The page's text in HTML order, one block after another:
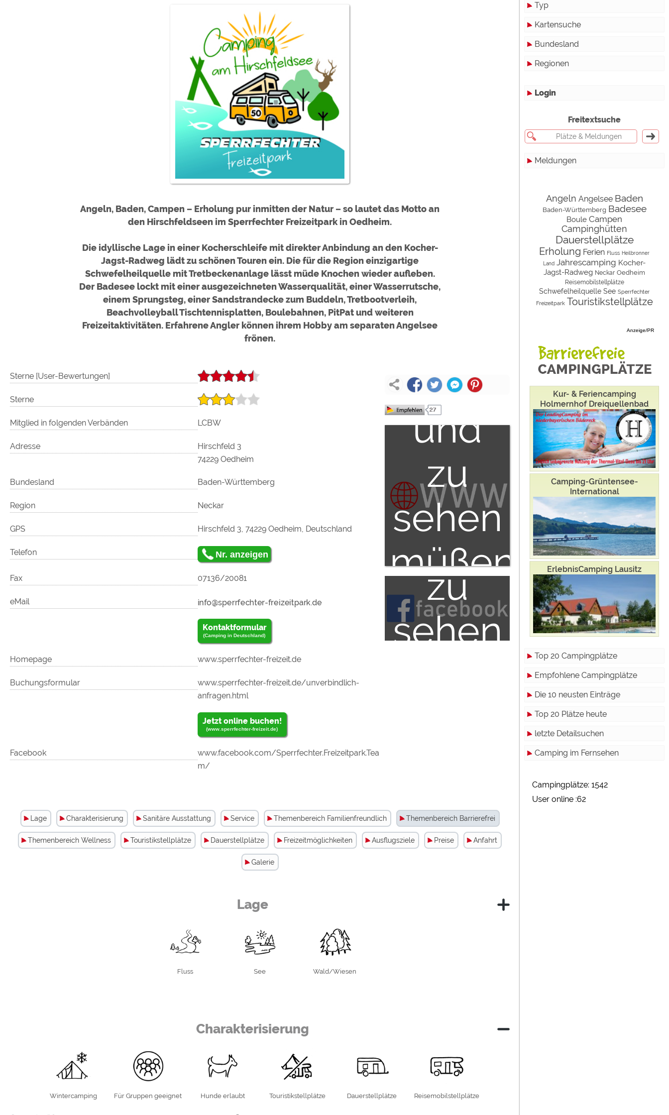
Angeln, Baden, Campen – Erholung pur inmitten der Natur – so lautet das Motto an
den Hirschfeldseen im Sperrfechter Freizeitpark in Oedheim.
Die idyllische Lage in einer Kocherschleife mit direkter Anbindung an den Kocher-
Jagst-Radweg lädt zu schönen Touren ein. Die für die Region einzigartige
Schwefelheilquelle mit Tretbeckenanlage lässt müde Knochen wieder aufleben.
Der Badesee lockt mit einer ausgezeichneten Wasserqualität, einer Wasserrutsche,
einem Sprungsteg, einer Sandstrandecke zum Buddeln, Tretbootverleih,
Beachvolleyball Tischtennisplatten, Boulebahnen, PitPat und weiteren
Freizeitaktivitäten. Erfahrene Angler können ihrem Hobby am separaten Angelsee
frönen.
Sterne [User-Bewertungen]
Sterne
Mitglied in folgenden Verbänden LCBW
Adresse
Hirschfeld 3
74229 Oedheim
Bundesland Baden-Württemberg
Region Neckar
GPS Hirschfeld 3, 74229 Oedheim, Deutschland
Telefon Nr. anzeigen
Fax 07136/20081
eMail
Kontaktformular
(Camping in Deutschland)
Homepage www.sperrfechter-freizeit.de
Buchungsformular
www.sperrfechter-freizeit.de/unverbindlich-
anfragen.html
Jetzt online buchen!
(www.sperrfechter-freizeit.de)
Facebook
www.facebook.com/Sperrfechter.Freizeitpark.Tea
m/
den
externen
Inhalt
zu
laden
und
zu
sehen
müßen
"Externe
Medien"
zugelassen
werden.
Um
den
externen
Inhalt
zu
laden
und
zu
sehen
"Externe
Medien"
zugelassen
werden.
Lage Charakterisierung Sanitäre Ausstattung Service Themenbereich Familienfreundlich Themenbereich Barrierefrei
Themenbereich Wellness Touristikstellplätze Dauerstellplätze Freizeitmöglichkeiten Ausflugsziele Preise Anfahrt
Galerie
Lage
Fluss See Wald/Wiesen
Inmitten der idyllischen Natur der Kocherschleife liegt unser Platz mit seinen eigenen,
quellwassergespeisten Seen.
20km von Heilbronn.
Charakterisierung
Wintercamping Für Gruppen geeignet Hunde erlaubt Touristikstellplätze Dauerstellplätze Reisemobilstellplätze
Typ
Touristikstellplätze
Dauerstellplätze
Reisemobilstellplätze
Bungalows
Ferienwohnungen
Zimmer
Miet-Mobilheime
Miet-Wohnwagen
Miet-Zelte
Kartensuche
Bundesland
Baden-Württemberg
Brandenburg
Bremen
Hamburg
Mecklenburg-Vorpommern
Niedersachsen
Nordrhein-Westfalen
Rheinland-Pfalz
Saarland
Sachsen
Thüringen
Regionen
Login
Freitextsuche
Meldungen
Touristik
Campingplätze
Camping & Caravan
Sonstiges
Specials
Archiv
Angeln Angelsee Baden
Baden-Württemberg Badesee
Boule Campen
Campinghütten
Dauerstellplätze
Erholung Ferien Fluss Heilbronner
Land Jahrescamping Kocher-
Jagst-Radweg Neckar Oedheim
Reisemobilstellplätze
Schwefelheilquelle See Sperrfechter
Freizeitpark Touristikstellplätze
Anzeige/PR
Kur- & Feriencamping
Holmernhof Dreiquellenbad
Camping-Grüntensee-
International
ErlebnisCamping Lausitz
Top 20 Campingplätze
Empfohlene Campingplätze
Die 10 neusten Einträge
Top 20 Plätze heute
letzte Detailsuchen
Camping im Fernsehen
Campingplätze: 1542
User online :62
https://policies.google.com/privacy
Google AdSense
https://policies.google.com/privacy
Google Remarketing
Die Cookieeinstellungen können jeder Zeit im Footer über "COOKIES" geändert werden!